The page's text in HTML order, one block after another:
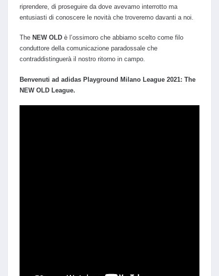
riprendere, di proseguire da dove avevamo interrotto ma
entusiasti di conoscere le novità che troveremo davanti a noi.
The NEW OLD è l’ossimoro che abbiamo scelto come filo
conduttore della comunicazione paradossale che
contraddistinguerà il nostro ritorno in campo.
Benvenuti ad adidas Playground Milano League 2021: The
NEW OLD League.